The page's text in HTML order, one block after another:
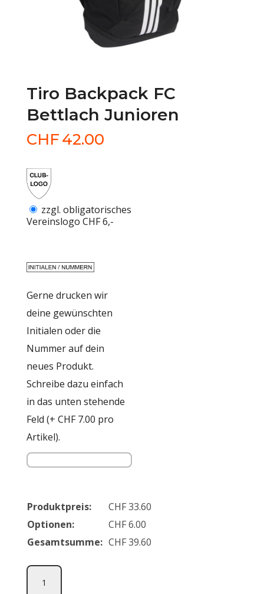
Tiro Backpack FC
Bettlach Junioren
CHF42.00
zzgl. obligatorisches
Vereinslogo CHF 6,-
Gerne drucken wir
deine gewünschten
Initialen oder die
Nummer auf dein
neues Produkt.
Schreibe dazu einfach
in das unten stehende
Feld (+ CHF 7.00 pro
Artikel).
Produktpreis: CHF33.60
Optionen:
CHF6.00
Gesamtsumme: CHF39.60
Tiro